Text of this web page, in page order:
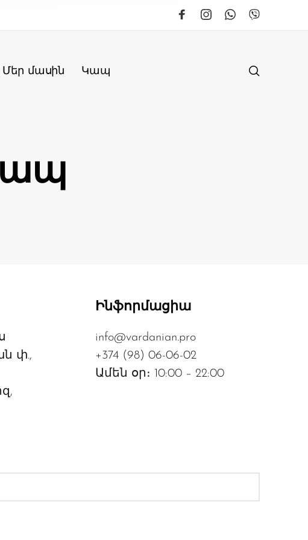
Մեր մասին Կապ
փ.,
Ինֆորմացիա
info@vardanian.pro
+374 (98) 06-06-02
Ամեն օր։ 10:00 – 22:00